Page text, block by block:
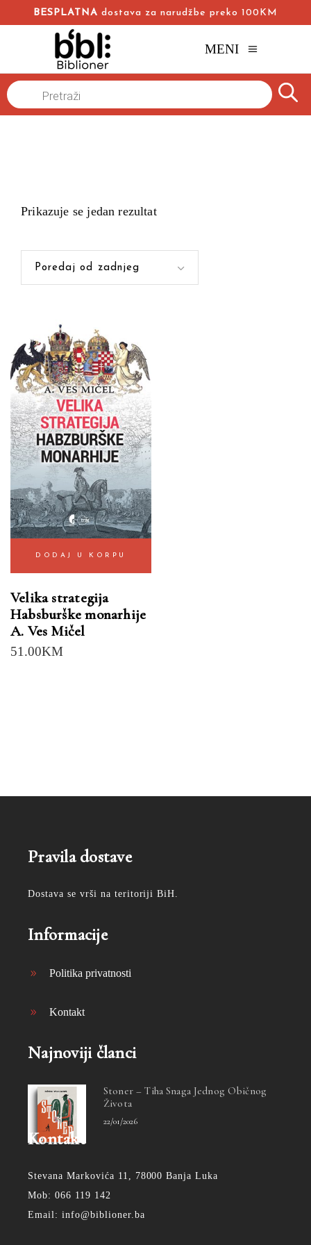
BESPLATNA dostava za narudžbe preko 100KM
MENI
Naslovna
Products
search
Prikazuje se jedan rezultat
Poredaj od zadnjeg
DODAJ U KORPU
Velika strategija
Habsburške monarhije
A. Ves Mičel
51.00KM
Pravila dostave
Dostava se vrši na teritoriji BiH.
Informacije
Politika privatnosti
Kontakt
Najnoviji članci
Stoner – Tiha Snaga Jednog Običnog
Života
22/01/2026
Kontakt
Stevana Markovića 11, 78000 Banja Luka
Mob: 066 119 142
Email: info@biblioner.ba